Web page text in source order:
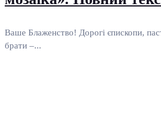
Ваше Блаженство! Дорогі єпископи,
брати –...